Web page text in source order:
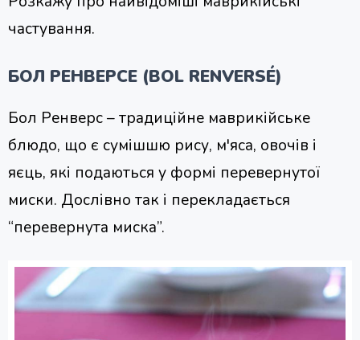
частування.
БОЛ РЕНВЕРСЕ (BOL RENVERSÉ)
Бол Ренверс – традиційне маврикійське
блюдо, що є сумішшю рису, м'яса, овочів і
яєць, які подаються у формі перевернутої
миски. Дослівно так і перекладається
“перевернута миска”.